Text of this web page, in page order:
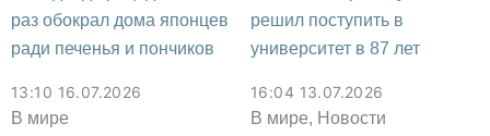
13:10 16.07.2026
В мире
16:04 13.07.2026
В мире, Новости